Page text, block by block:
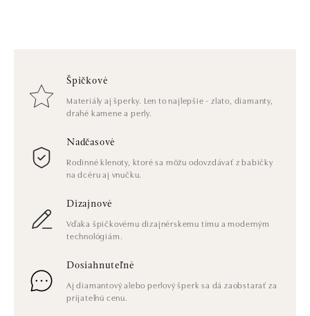
Špičkové
Materiály aj šperky. Len to najlepšie - zlato, diamanty,
drahé kamene a perly.
Nadčasové
Rodinné klenoty, ktoré sa môžu odovzdávať z babičky
na dcéru aj vnučku.
Dizajnové
Vďaka špičkovému dizajnérskemu tímu a moderným
technológiám.
Dosiahnuteľné
Aj diamantový alebo perlový šperk sa dá zaobstarať za
prijateľnú cenu.